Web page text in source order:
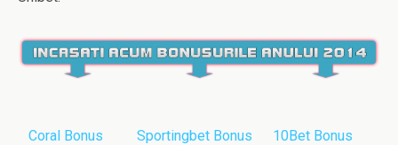
Coral Bonus
Sportingbet Bonus
10Bet Bonus